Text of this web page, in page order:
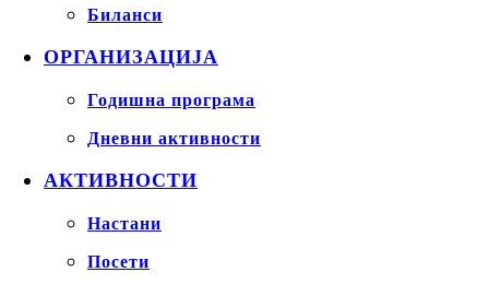
Биланси
ОРГАНИЗАЦИЈА
Годишна програма
Дневни активности
АКТИВНОСТИ
Настани
Посети